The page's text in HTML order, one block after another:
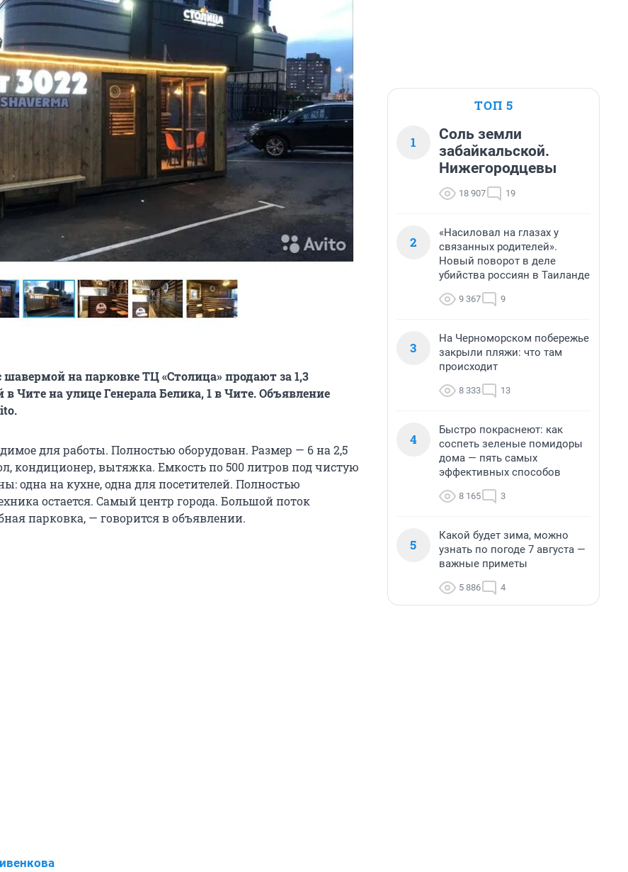
шавермой на парковке ТЦ «Столица» продают за 1,3
Чите на улице Генерала Белика, 1 в Чите. Объявление
для работы. Полностью оборудован. Размер — 6 на 2,5
кондиционер, вытяжка. Емкость по 500 литров под чистую
одна на кухне, одна для посетителей. Полностью
остается. Самый центр города. Большой поток
парковка, — говорится в объявлении.
ТОП 5
1
Соль земли
забайкальской.
Нижегородцевы
18 907 19
2
«Насиловал на глазах у
связанных родителей».
Новый поворот в деле
убийства россиян в Таиланде
9 367 9
3
На Черноморском побережье
закрыли пляжи: что там
происходит
8 333 13
4
Быстро покраснеют: как
соспеть зеленые помидоры
дома — пять самых
эффективных способов
8 165 3
5
Какой будет зима, можно
узнать по погоде 7 августа —
важные приметы
5 886 4